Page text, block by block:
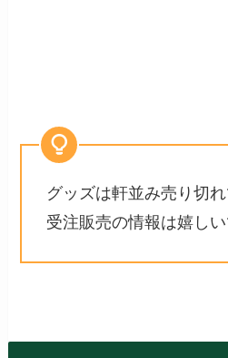
グッズは軒並み売り切れ
受注販売の情報は嬉しい